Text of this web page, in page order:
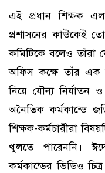
এই প্রধান শিক্ষক
প্রশাসনের কাউকেই
কমিটিকে বলেও তাঁরা
অফিস কক্ষে তাঁর এক
নিয়ে যৌন্য নির্যাতন
অনৈতিক কর্মকান্ডে
শিক্ষক-কর্মচারীরা
খুলতে পারেননি।
কর্মকান্ডের ভিডিও